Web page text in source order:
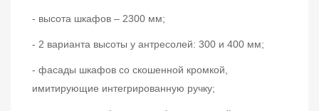
- высота шкафов – 2300 мм;
- 2 варианта высоты у антресолей: 300 и 400 мм;
- фасады шкафов со скошенной кромкой,
имитирующие интегрированную ручку;